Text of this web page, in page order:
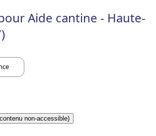
Aide cantine - Haute-
non-accessible)